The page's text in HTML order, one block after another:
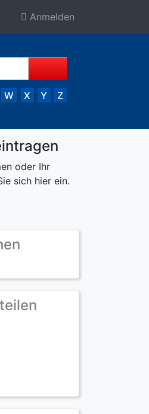
Anmelden
W X Y Z
oder Ihr
sich hier ein.